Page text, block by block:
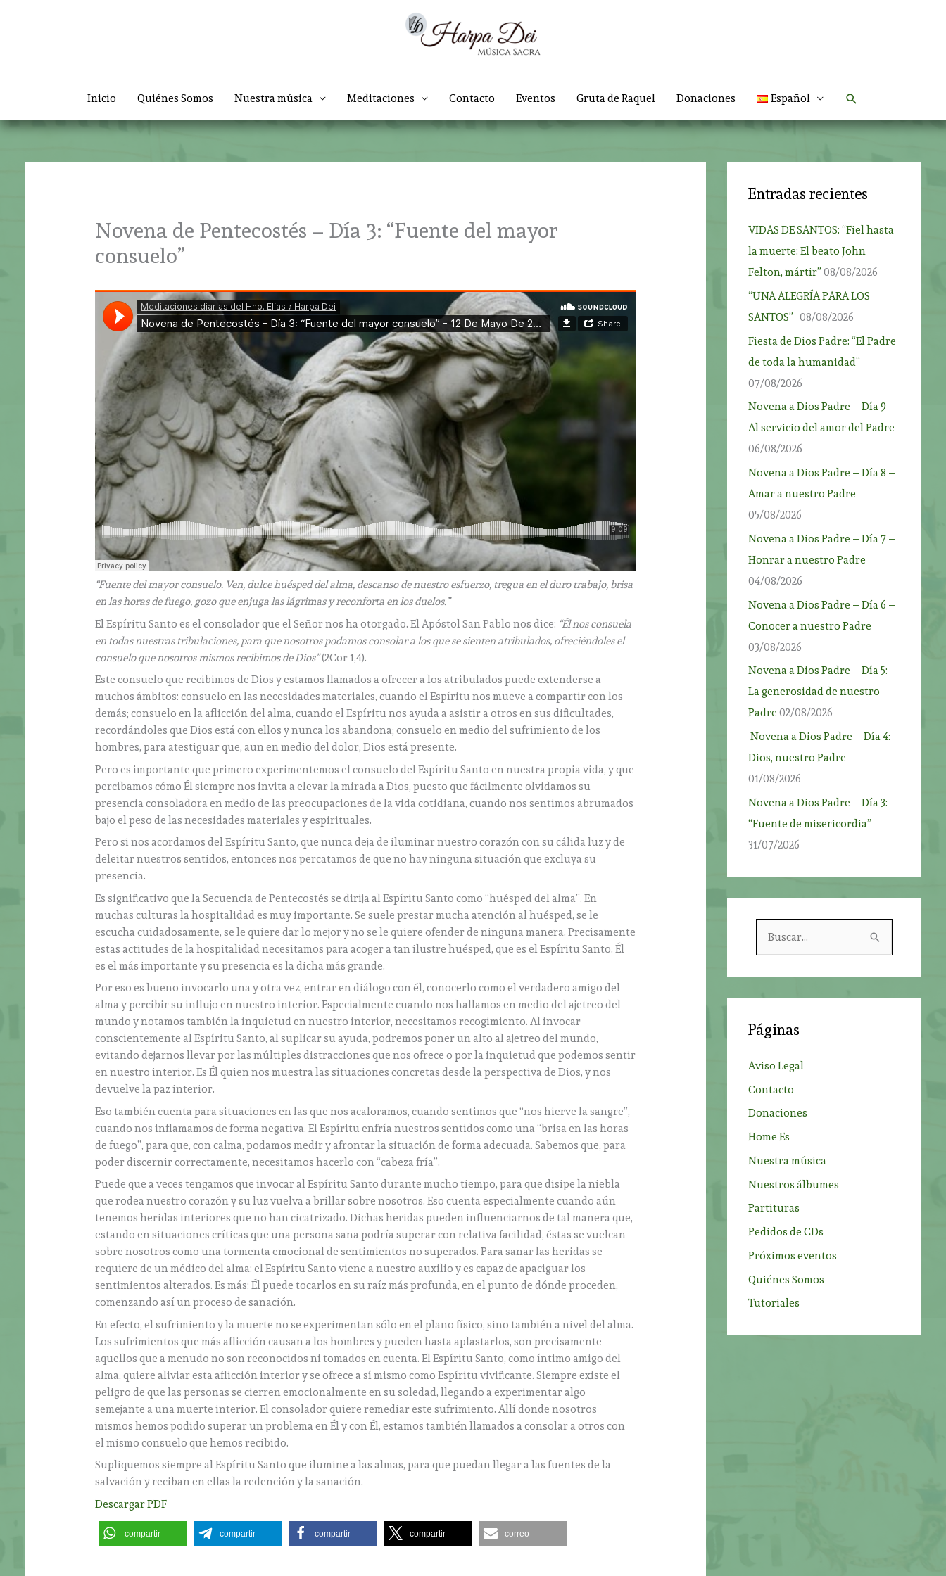
Inicio Quiénes Somos Nuestra música Meditaciones Contacto Eventos Gruta de Raquel Donaciones Español Buscar
Novena de Pentecostés – Día 3: “Fuente del mayor
consuelo”
“Fuente del mayor consuelo. Ven, dulce huésped del alma, descanso de nuestro esfuerzo, tregua en el duro trabajo, brisa
en las horas de fuego, gozo que enjuga las lágrimas y reconforta en los duelos.”
El Espíritu Santo es el consolador que el Señor nos ha otorgado. El Apóstol San Pablo nos dice: “Él nos consuela
en todas nuestras tribulaciones, para que nosotros podamos consolar a los que se sienten atribulados, ofreciéndoles el
consuelo que nosotros mismos recibimos de Dios”(2Cor 1,4).
Este consuelo que recibimos de Dios y estamos llamados a ofrecer a los atribulados puede extenderse a
muchos ámbitos: consuelo en las necesidades materiales, cuando el Espíritu nos mueve a compartir con los
demás; consuelo en la aflicción del alma, cuando el Espíritu nos ayuda a asistir a otros en sus dificultades,
recordándoles que Dios está con ellos y nunca los abandona; consuelo en medio del sufrimiento de los
hombres, para atestiguar que, aun en medio del dolor, Dios está presente.
Pero es importante que primero experimentemos el consuelo del Espíritu Santo en nuestra propia vida, y que
percibamos cómo Él siempre nos invita a elevar la mirada a Dios, puesto que fácilmente olvidamos su
presencia consoladora en medio de las preocupaciones de la vida cotidiana, cuando nos sentimos abrumados
bajo el peso de las necesidades materiales y espirituales.
Pero si nos acordamos del Espíritu Santo, que nunca deja de iluminar nuestro corazón con su cálida luz y de
deleitar nuestros sentidos, entonces nos percatamos de que no hay ninguna situación que excluya su
presencia.
Es significativo que la Secuencia de Pentecostés se dirija al Espíritu Santo como “huésped del alma”. En
muchas culturas la hospitalidad es muy importante. Se suele prestar mucha atención al huésped, se le
escucha cuidadosamente, se le quiere dar lo mejor y no se le quiere ofender de ninguna manera. Precisamente
estas actitudes de la hospitalidad necesitamos para acoger a tan ilustre huésped, que es el Espíritu Santo. Él
es el más importante y su presencia es la dicha más grande.
Por eso es bueno invocarlo una y otra vez, entrar en diálogo con él, conocerlo como el verdadero amigo del
alma y percibir su influjo en nuestro interior. Especialmente cuando nos hallamos en medio del ajetreo del
mundo y notamos también la inquietud en nuestro interior, necesitamos recogimiento. Al invocar
conscientemente al Espíritu Santo, al suplicar su ayuda, podremos poner un alto al ajetreo del mundo,
evitando dejarnos llevar por las múltiples distracciones que nos ofrece o por la inquietud que podemos sentir
en nuestro interior. Es Él quien nos muestra las situaciones concretas desde la perspectiva de Dios, y nos
devuelve la paz interior.
Eso también cuenta para situaciones en las que nos acaloramos, cuando sentimos que “nos hierve la sangre”,
cuando nos inflamamos de forma negativa. El Espíritu enfría nuestros sentidos como una “brisa en las horas
de fuego”, para que, con calma, podamos medir y afrontar la situación de forma adecuada. Sabemos que, para
poder discernir correctamente, necesitamos hacerlo con “cabeza fría”.
Puede que a veces tengamos que invocar al Espíritu Santo durante mucho tiempo, para que disipe la niebla
que rodea nuestro corazón y su luz vuelva a brillar sobre nosotros. Eso cuenta especialmente cuando aún
tenemos heridas interiores que no han cicatrizado. Dichas heridas pueden influenciarnos de tal manera que,
estando en situaciones críticas que una persona sana podría superar con relativa facilidad, éstas se vuelcan
sobre nosotros como una tormenta emocional de sentimientos no superados. Para sanar las heridas se
requiere de un médico del alma: el Espíritu Santo viene a nuestro auxilio y es capaz de apaciguar los
sentimientos alterados. Es más: Él puede tocarlos en su raíz más profunda, en el punto de dónde proceden,
comenzando así un proceso de sanación.
En efecto, el sufrimiento y la muerte no se experimentan sólo en el plano físico, sino también a nivel del alma.
Los sufrimientos que más aflicción causan a los hombres y pueden hasta aplastarlos, son precisamente
aquellos que a menudo no son reconocidos ni tomados en cuenta. El Espíritu Santo, como íntimo amigo del
alma, quiere aliviar esta aflicción interior y se ofrece a sí mismo como Espíritu vivificante. Siempre existe el
peligro de que las personas se cierren emocionalmente en su soledad, llegando a experimentar algo
semejante a una muerte interior. El consolador quiere remediar este sufrimiento. Allí donde nosotros
mismos hemos podido superar un problema en Él y con Él, estamos también llamados a consolar a otros con
el mismo consuelo que hemos recibido.
Supliquemos siempre al Espíritu Santo que ilumine a las almas, para que puedan llegar a las fuentes de la
salvación y reciban en ellas la redención y la sanación.
Descargar PDF
compartir compartir compartir compartir correo
Entradas recientes
VIDAS DE SANTOS: “Fiel hasta
la muerte: El beato John
Felton, mártir” 08/08/2026
“UNA ALEGRÍA PARA LOS
SANTOS” 08/08/2026
Fiesta de Dios Padre: “El Padre
de toda la humanidad”
07/08/2026
Novena a Dios Padre – Día 9 –
Al servicio del amor del Padre
06/08/2026
Novena a Dios Padre – Día 8 –
Amar a nuestro Padre
05/08/2026
Novena a Dios Padre – Día 7 –
Honrar a nuestro Padre
04/08/2026
Novena a Dios Padre – Día 6 –
Conocer a nuestro Padre
03/08/2026
Novena a Dios Padre – Día 5:
La generosidad de nuestro
Padre 02/08/2026
Novena a Dios Padre – Día 4:
Dios, nuestro Padre
01/08/2026
Novena a Dios Padre – Día 3:
“Fuente de misericordia”
31/07/2026
r
:
Páginas
Aviso Legal
Contacto
Donaciones
Home Es
Nuestra música
Nuestros álbumes
Partituras
Pedidos de CDs
Próximos eventos
Quiénes Somos
Tutoriales